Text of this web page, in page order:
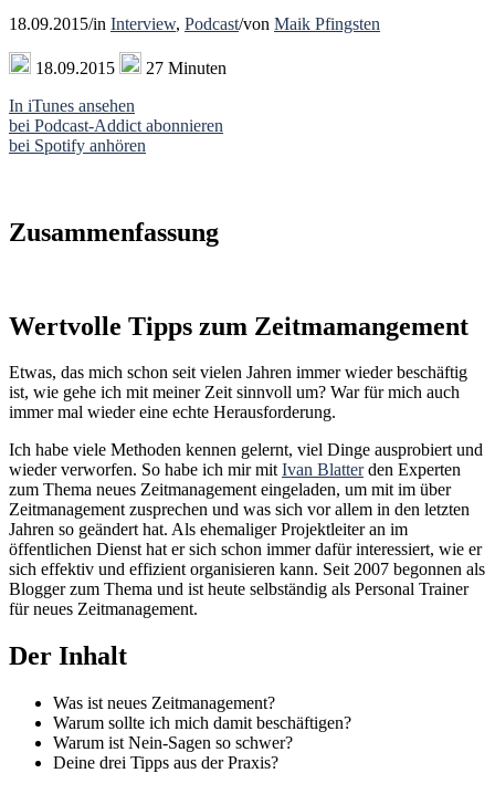
18.09.2015/in Interview, Podcast/von Maik Pfingsten
18.09.2015
27 Minuten
In iTunes ansehen
bei Podcast-Addict abonnieren
bei Spotify anhören
Zusammenfassung
Wertvolle Tipps zum Zeitmamangement
Etwas, das mich schon seit vielen Jahren immer wieder beschäftig
ist, wie gehe ich mit meiner Zeit sinnvoll um? War für mich auch
immer mal wieder eine echte Herausforderung.
Ich habe viele Methoden kennen gelernt, viel Dinge ausprobiert und
wieder verworfen. So habe ich mir mitIvan Blatterden Experten
zum Thema neues Zeitmanagement eingeladen, um mit im über
Zeitmanagement zusprechen und was sich vor allem in den letzten
Jahren so geändert hat. Als ehemaliger Projektleiter an im
öffentlichen Dienst hat er sich schon immer dafür interessiert, wie er
sich effektiv und effizient organisieren kann. Seit 2007 begonnen als
Blogger zum Thema und ist heute selbständig als Personal Trainer
für neues Zeitmanagement.
Der Inhalt
Was ist neues Zeitmanagement?
Warum sollte ich mich damit beschäftigen?
Warum ist Nein-Sagen so schwer?
Deine drei Tipps aus der Praxis?